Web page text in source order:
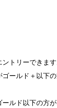
トリーできます
ゴールド＋以下
ルド以下の方